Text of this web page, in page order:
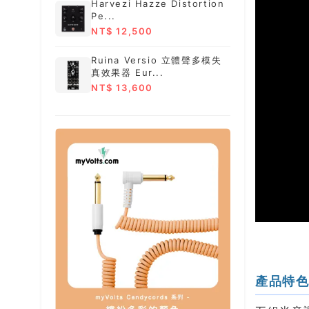
Harvezi Hazze Distortion
Pe...
NT$ 12,500
Ruina Versio 立體聲多模失
真效果器 Eur...
NT$ 13,600
產品特色